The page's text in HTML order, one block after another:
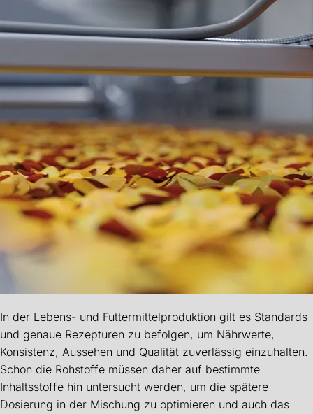
In der Lebens- und Futtermittelproduktion gilt es Standards
und genaue Rezepturen zu befolgen, um Nährwerte,
Konsistenz, Aussehen und Qualität zuverlässig einzuhalten.
Schon die Rohstoffe müssen daher auf bestimmte
Inhaltsstoffe hin untersucht werden, um die spätere
Dosierung in der Mischung zu optimieren und auch das